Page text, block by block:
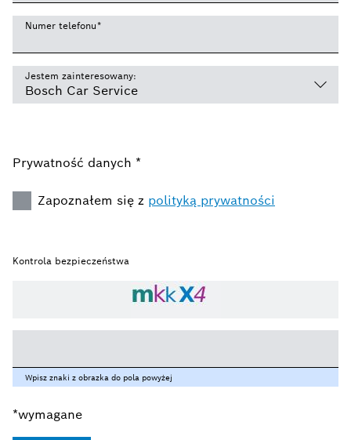
Numer telefonu*
Jestem zainteresowany:
Prywatność danych *
Zapoznałem się z polityką prywatności
Kontrola bezpieczeństwa
Wpisz znaki z obrazka do pola powyżej
*wymagane